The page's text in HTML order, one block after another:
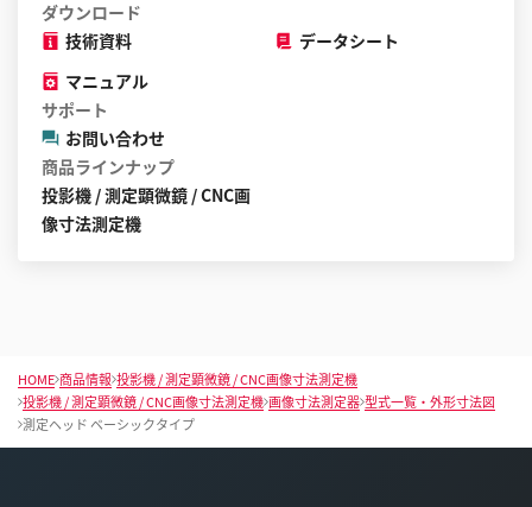
ダウンロード
技術資料
データシート
マニュアル
サポート
お問い合わせ
商品ラインナップ
投影機 / 測定顕微鏡 / CNC画
像寸法測定機
HOME 商品情報 投影機 / 測定顕微鏡 / CNC画像寸法測定機
投影機 / 測定顕微鏡 / CNC画像寸法測定機 画像寸法測定器 型式一覧・外形寸法図
測定ヘッド ベーシックタイプ